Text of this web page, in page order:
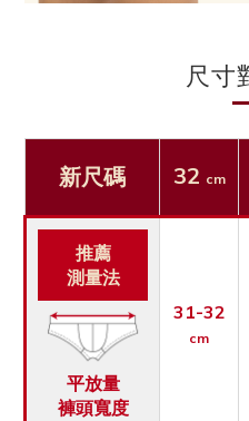
尺寸
新尺碼 32 cm
推薦
測量法
平放量
褲頭寬度
31-32
cm